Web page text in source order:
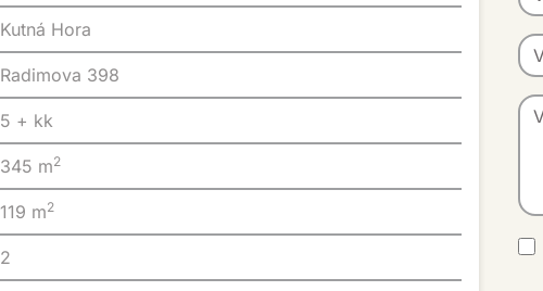
Kutná Hora
Radimova 398
5 + kk
345 m2
119 m2
2